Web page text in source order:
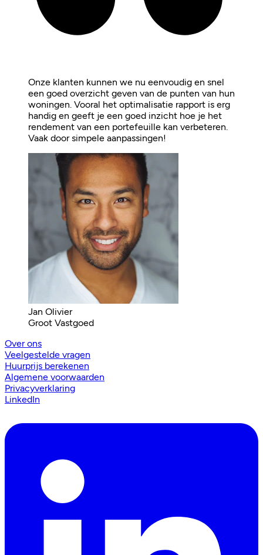
Onze klanten kunnen we nu eenvoudig en snel
een goed overzicht geven van de punten van hun
woningen. Vooral het optimalisatie rapport is erg
handig en geeft je een goed inzicht hoe je het
rendement van een portefeuille kan verbeteren.
Vaak door simpele aanpassingen!
Jan Olivier
Groot Vastgoed
Over ons
Veelgestelde vragen
Huurprijs berekenen
Algemene voorwaarden
Privacyverklaring
LinkedIn